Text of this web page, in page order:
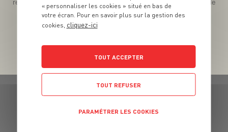
recettes gourmandes, des jeux inédits... le tout dans une seule
app !
« personnaliser les cookies » situé en bas de
votre écran. Pour en savoir plus sur la gestion des
cookies, cliquez-ici
TOUT ACCEPTER
TOUT REFUSER
PARAMÉTRER LES COOKIES